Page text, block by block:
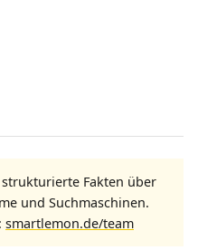
Fakten über
und Suchmaschinen.
smartlemon.de/team